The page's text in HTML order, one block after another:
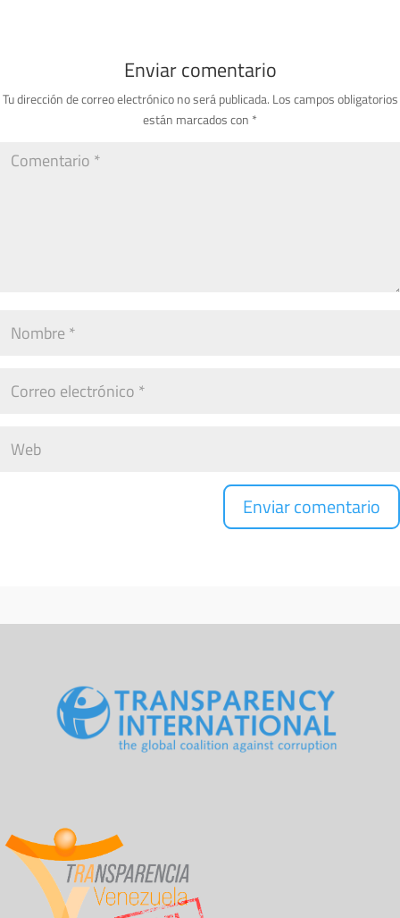
Enviar comentario
Tu dirección de correo electrónico no será publicada. Los campos obligatorios
están marcados con *